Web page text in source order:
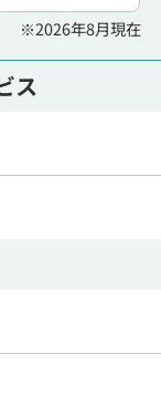
ス
※2026年8月現在